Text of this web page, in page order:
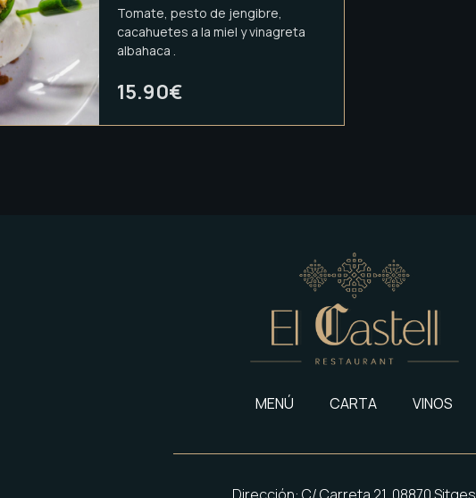
Tomate, pesto de jengibre,
cacahuetes a la miel y vinagreta
albahaca .
15.90€
MENÚ CARTA VINOS